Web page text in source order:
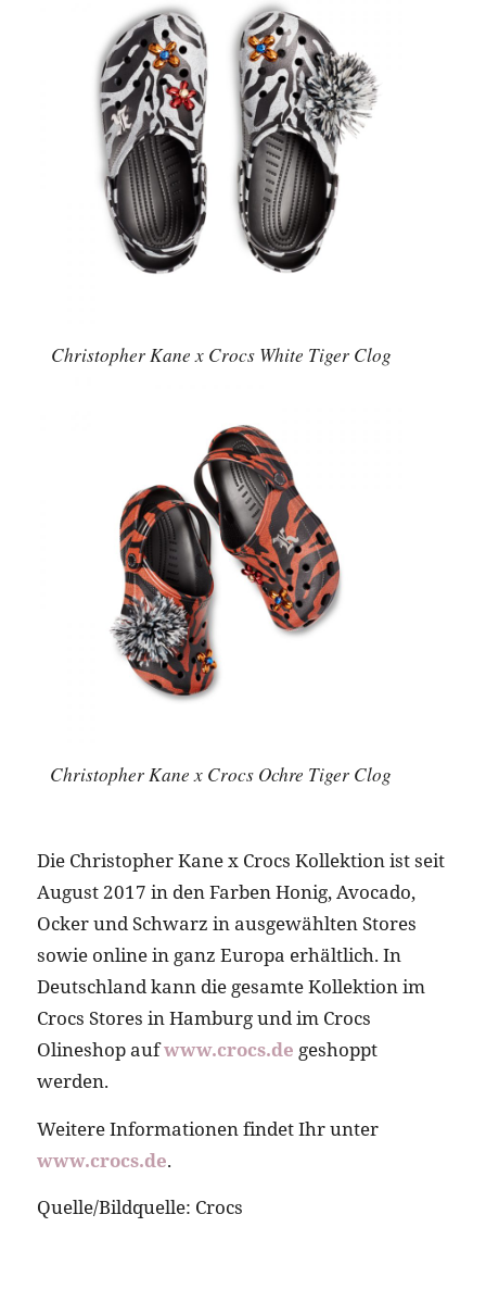
Christopher Kane x Crocs White Tiger Clog
Christopher Kane x Crocs Ochre Tiger Clog
Die Christopher Kane x Crocs Kollektion ist seit
August 2017 in den Farben Honig, Avocado,
Ocker und Schwarz in ausgewählten Stores
sowie online in ganz Europa erhältlich. In
Deutschland kann die gesamte Kollektion im
Crocs Stores in Hamburg und im Crocs
Olineshop aufwww.crocs.de geshoppt
werden.
Weitere Informationen findet Ihr unter
www.crocs.de.
Quelle/Bildquelle: Crocs